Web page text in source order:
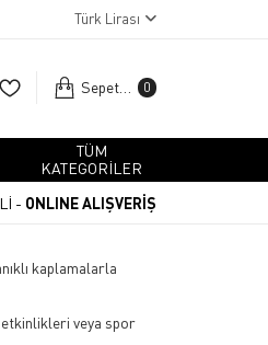
Türk Lirası
Sepetim 0
TÜM
KATEGORİLER
- ONLINE ALIŞVERİŞ
kaplamalarla
etkinlikleri veya spor